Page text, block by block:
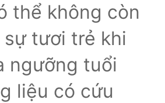
thể không còn
tươi trẻ khi
ngưỡng tuổi
liệu có cứu